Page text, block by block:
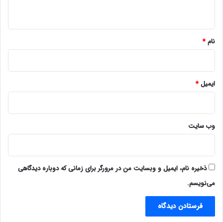
نام*
ایمیل*
وب‌ سایت
ذخیره نام، ایمیل و وبسایت من در مرورگر برای زمانی که دوباره دیدگاهی
می‌نویسم.